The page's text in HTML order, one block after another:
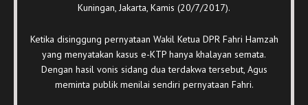
Kuningan, Jakarta, Kamis (20/7/2017).
Ketika disinggung pernyataan Wakil Ketua DPR Fahri Hamzah
yang menyatakan kasus e-KTP hanya khalayan semata.
Dengan hasil vonis sidang dua terdakwa tersebut, Agus
meminta publik menilai sendiri pernyataan Fahri.